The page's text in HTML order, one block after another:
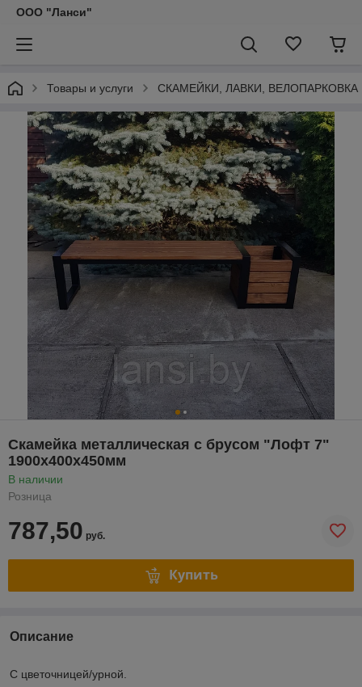
ООО "Ланси"
Товары и услуги СКАМЕЙКИ, ЛАВКИ, ВЕЛОПАРКОВКА
Скамейка металлическая с брусом "Лофт 7"
1900х400х450мм
В наличии
Розница
787,50 руб.
Купить
Описание
С цветочницей/урной.